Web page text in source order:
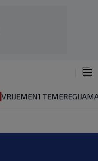
VRIJEMEN1 TEMEREGIJA